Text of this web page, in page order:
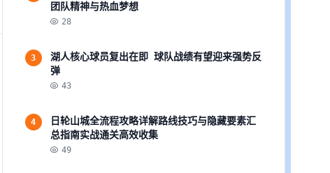
团队精神与热血梦想
28
3
湖人核心球员复出在即 球队战绩有望迎来强势反
弹
43
4
日轮山城全流程攻略详解路线技巧与隐藏要素汇
总指南实战通关高效收集
49